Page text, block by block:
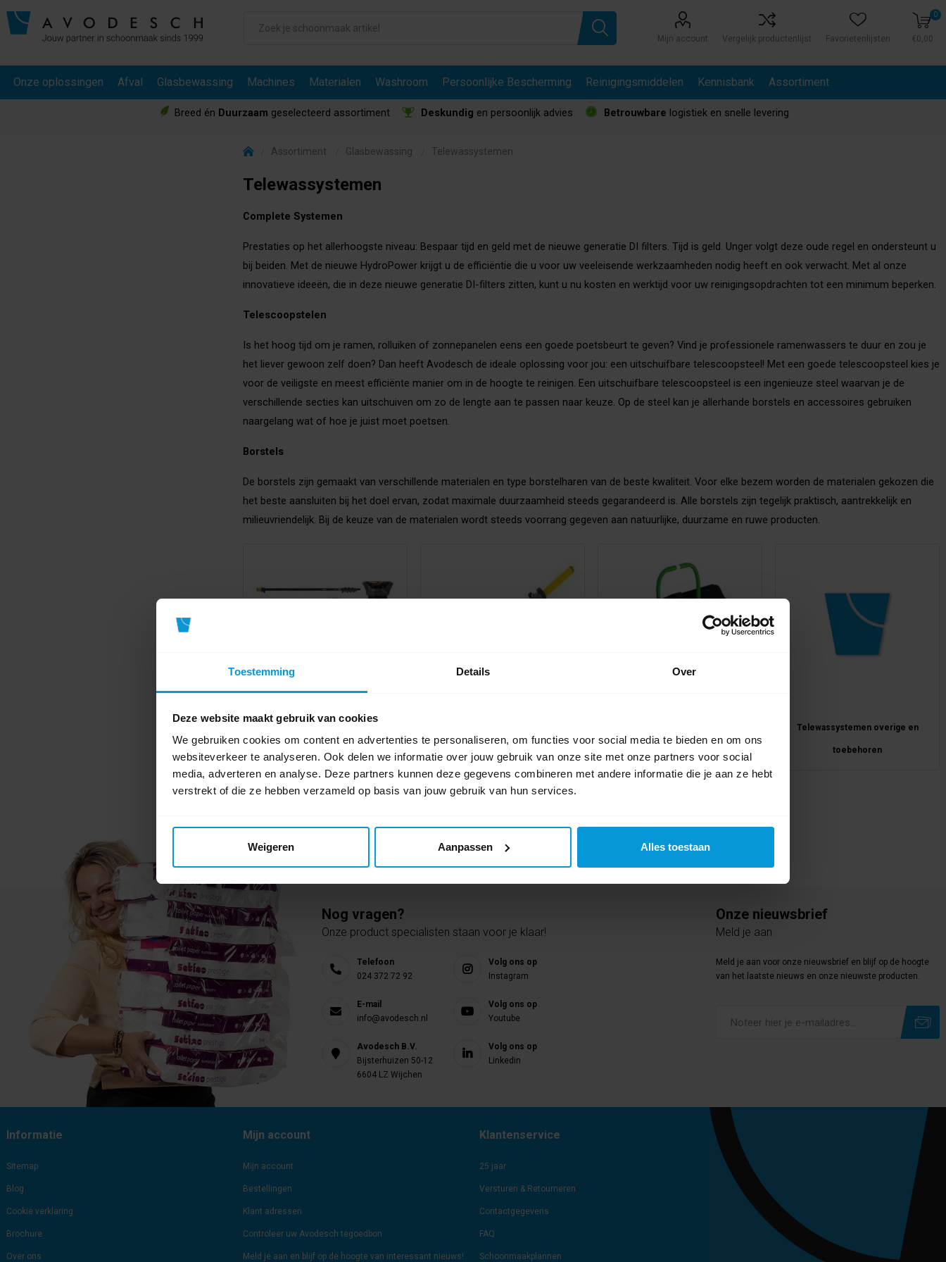
Toestemming Details Over
Deze website maakt gebruik van cookies
We gebruiken cookies om content en advertenties te personaliseren, om functies voor social media te bieden en om ons
websiteverkeer te analyseren. Ook delen we informatie over jouw gebruik van onze site met onze partners voor social
media, adverteren en analyse. Deze partners kunnen deze gegevens combineren met andere informatie die je aan ze hebt
verstrekt of die ze hebben verzameld op basis van jouw gebruik van hun services.
Weigeren Aanpassen Alles toestaan
Mijn account Vergelijk productenlijst Favorietenlijsten
0
€0,00
Onze oplossingen Afval Glasbewassing Machines Materialen Washroom Persoonlijke Bescherming Reinigingsmiddelen Kennisbank Assortiment
Breed én Duurzaam geselecteerd assortiment Deskundig en persoonlijk advies Betrouwbare logistiek en snelle levering
Assortiment Glasbewassing Telewassystemen
Telewassystemen
Complete Systemen
Prestaties op het allerhoogste niveau: Bespaar tijd en geld met de nieuwe generatie DI filters. Tijd is geld. Unger volgt deze oude regel en ondersteunt u
bij beiden. Met de nieuwe HydroPower krijgt u de efficiëntie die u voor uw veeleisende werkzaamheden nodig heeft en ook verwacht. Met al onze
innovatieve ideeën, die in deze nieuwe generatie DI-filters zitten, kunt u nu kosten en werktijd voor uw reinigingsopdrachten tot een minimum beperken.
Telescoopstelen
Is het hoog tijd om je ramen, rolluiken of zonnepanelen eens een goede poetsbeurt te geven? Vind je professionele ramenwassers te duur en zou je
het liever gewoon zelf doen? Dan heeft Avodesch de ideale oplossing voor jou: een uitschuifbare telescoopsteel! Met een goede telescoopsteel kies je
voor de veiligste en meest efficiënte manier om in de hoogte te reinigen. Een uitschuifbare telescoopsteel is een ingenieuze steel waarvan je de
verschillende secties kan uitschuiven om zo de lengte aan te passen naar keuze. Op de steel kan je allerhande borstels en accessoires gebruiken
naargelang wat of hoe je juist moet poetsen.
Borstels
De borstels zijn gemaakt van verschillende materialen en type borstelharen van de beste kwaliteit. Voor elke bezem worden de materialen gekozen die
het beste aansluiten bij het doel ervan, zodat maximale duurzaamheid steeds gegarandeerd is. Alle borstels zijn tegelijk praktisch, aantrekkelijk en
milieuvriendelijk. Bij de keuze van de materialen wordt steeds voorrang gegeven aan natuurlijke, duurzame en ruwe producten.
Telewassystemen overige en
toebehoren
Nog vragen?
Onze product specialisten staan voor je klaar!
Telefoon
024 372 72 92
E-mail
info@avodesch.nl
Avodesch B.V.
Bijsterhuizen 50-12
6604 LZ Wijchen
Volg ons op
Instagram
Volg ons op
Youtube
Volg ons op
Linkedin
Onze nieuwsbrief
Meld je aan
Meld je aan voor onze nieuwsbrief en blijf op de hoogte
van het laatste nieuws en onze nieuwste producten.
Informatie
Sitemap
Blog
Cookie verklaring
Brochure
Over ons
Mijn account
Mijn account
Bestellingen
Klant adressen
Controleer uw Avodesch tegoedbon
Meld je aan en blijf op de hoogte van interessant nieuws!
Klantenservice
25 jaar
Versturen & Retourneren
Contactgegevens
FAQ
Schoonmaakplannen